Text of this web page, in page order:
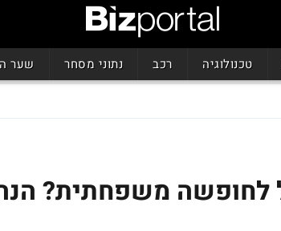
טכנולוגיה רכב נתוני מסחר שער
12 אלף שקל לחופשה משפחתית?